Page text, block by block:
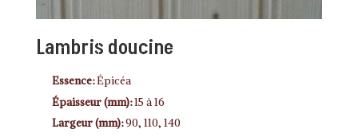
Lambris doucine
Essence:Épicéa
Épaisseur (mm):15 à 16
Largeur (mm):90, 110, 140